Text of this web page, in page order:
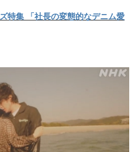
特集 「社長の変態的なデニム愛